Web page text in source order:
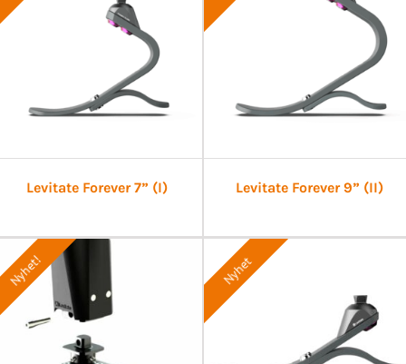
Levitate Forever 7” (I) Levitate Forever 9” (II)
Nyhet! Nyhet